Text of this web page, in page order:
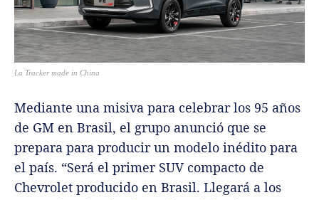
La Tracker made in China
Mediante una misiva para celebrar los 95 años
de GM en Brasil, el grupo anunció que se
prepara para producir un modelo inédito para
el país. “Será el primer SUV compacto de
Chevrolet producido en Brasil. Llegará a los